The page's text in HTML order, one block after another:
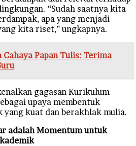
“Sudah saatnya kita
apa yang menjadi
kita riset,” ungkapnya.
Cahaya Papan Tulis: Terima
gagasan Kurikulum
upaya membentuk
kuat dan berakhlak mulia.
adalah Momentum untuk